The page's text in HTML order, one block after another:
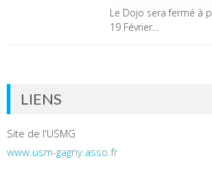
Le Dojo sera fermé à
19 Février...
LIENS
Site de l'USMG
www.usm-gagny.asso.fr